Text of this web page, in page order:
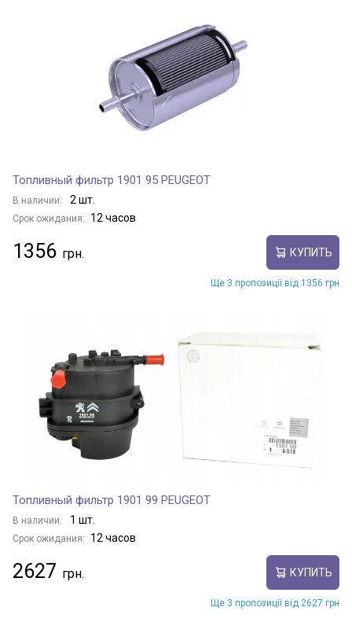
Топливный фильтр 1901 95 PEUGEOT
В наличии: 2 шт.
Срок ожидания: 12 часов
1356 КУПИТЬ
Ще 3 пропозиції від 1356 грн
Топливный фильтр 1901 99 PEUGEOT
В наличии: 1 шт.
Срок ожидания: 12 часов
2627 КУПИТЬ
Ще 3 пропозиції від 2627 грн